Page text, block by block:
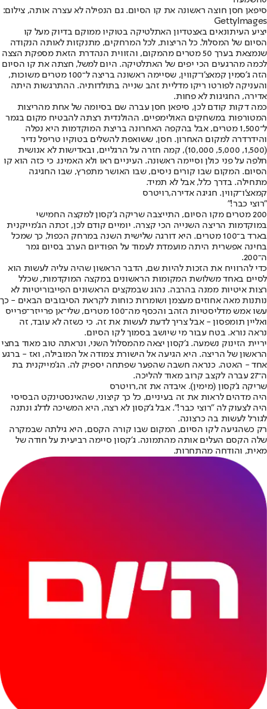
סיפאן חסן חוצה ראשונה את קו הסיום. גם הנפילה לא עצרה אותה, צילום:
GettyImages
יציע העיתונאים באצטדיון האתלטיקה בטוקיו ממוקם בדיוק מעל קו
הסיום של המסלול. כל הריצות, לכל המרחקים, מתנקזות לאותה הנקודה
שנמצאת בערך 50 מטרים מהמקום, והזווית הנהדרת הזאת מספקת הצצה
לכמה מהרגעים הכי יפים של האתלטיקה. היום למשל, חצתה את קו הסיום
הזה ג'סמין קמאצ'ו־קווין, שסיימה ראשונה בריצה ל־100 מטרים משוכות,
והעניקה לפורטו ריקו מדליית זהב שנייה בתולדותיה. ההתרגשות היתה
אדירה, החגיגות לא פחות.
כמה דקות קודם לכן, סיפאן חסן עברה שם בסיומה של אחת מהריצות
המטורפות במשחקים האולימפיים. ההולנדית רצתה להבטיח מקום בגמר
ל־1,500 מטרים, אבל בהקפה האחרונה בריצת המוקדמות היא נפלה
והידרדרה למקום האחרון. חסן, ששואפת להשלים בטוקיו טריפל נדיר
(1,500, 5,000, 10,000), קמה חזרה על הרגליים, ובאדישות לא אנושית
חלפה על פני כולן וסיימה ראשונה. העיניים ראו ולא האמינו. כי כזה הוא קו
הסיום. המקום שבו קורים ניסים, שבו האושר מתפרץ, שבו החגיגה
מתחילה. בדרך כלל, אבל לא תמיד.
קמאצ'ו־קווין. חגיגה אדירה,רויטרס
"רוצי כבר!"
200 מטרים מקו הסיום, התייצבה שריקה ג'קסון למקצה החמישי
במוקדמות הריצה השנייה הכי קצרה. יומיים קודם לכן, זכתה הג'מייקנית
בארד ב־100 מטרים. היא דורגה שלישית השנה במרחק הכפול, כך שמכל
בחינה אפשרית היתה מועמדת לעמוד על הפודיום הערב בסיום גמר
ה־200.
כדי להרוויח את הזכות להיות שם, הדבר הראשון שהיה עליה לעשות הוא
לסיים באחד משלושת המקומות הראשונים במקצה המוקדמות, שכלל
רצות איטיות ממנה בהרבה. נהוג שבמקצים הראשונים הפייבוריטיות לא
נותנות מאה אחוזים מעצמן ושומרות כוחות לקראת הסיבובים הבאים - כך
עשו אמש מדליסטיות הזהב והכסף מה־100 מטרים, שלי־אן פרייזר־פרייס
ואליין תומפסון - אבל צריך לדעת לעשות את זה. כי כשזה לא עובד, זה
נראה נורא. בטח עבור מי שיושב בסמוך לקו הסיום.
יריית הזינוק נשמעה. ג'קסון יצאה מהמסלול השני, ונראתה טוב מאוד בחצי
הראשון של הריצה. היא הגיעה אל הישורת צמודה אל המובילה, ואז - ברגע
אחד - האטה. כנראה חשבה שהפער שפתחה יספיק לה. הג'מייקנית בת
ה־27 עברה לקצב קרוב מאוד להליכה.
שריקה ג'קסון (מימין). איבדה את זה,רויטרס
היה מדהים לראות את זה בעיניים, כל כך קיצוני, שהאינסטינקט הבסיסי
היה לצעוק לה "רוצי כבר!". אבל ג'קסון לא רצה, היא המשיכה לדלג ונתנה
לגורל לעשות בה כרצונה.
רק כשהגיעה לקו הסיום, המקום שבו קורה הקסם, היא גילתה שבמקרה
שלה הקסם העלים אותה מהתמונה. ג'קסון סיימה רביעית על חודה של
מאית, והודחה מהתחרות.